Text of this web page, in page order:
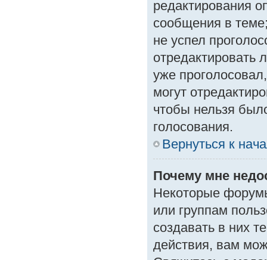
редактирования
сообщения в
не успел
отредактировать
уже
могут
чтобы нельзя
голосования.
Вернуться к
Почему мне
Некоторые
или группам
создавать в них
действия, вам